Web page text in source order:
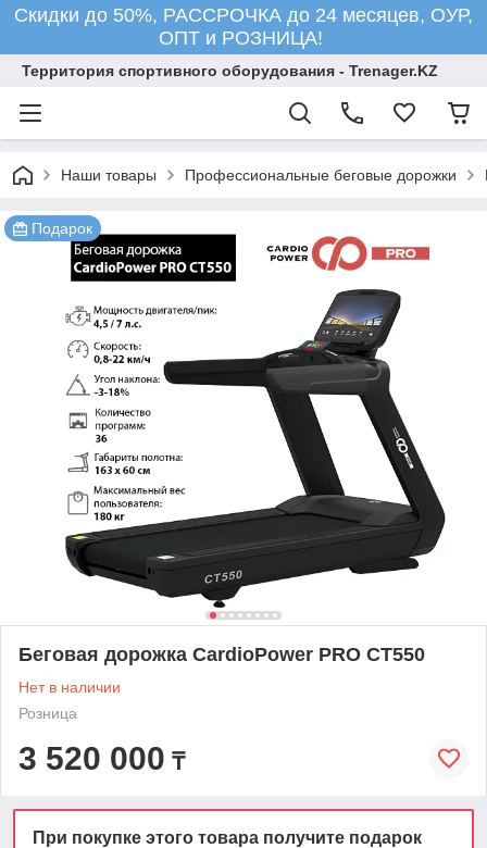
Скидки до 50%, РАССРОЧКА до 24 месяцев, ОУР,
ОПТ и РОЗНИЦА!
Территория спортивного оборудования - Trenager.KZ
Наши товары Профессиональные беговые дорожки
Подарок
Беговая дорожка CardioPower PRO CT550
Нет в наличии
Розница
3 520 000 ₸
При покупке этого товара получите подарок